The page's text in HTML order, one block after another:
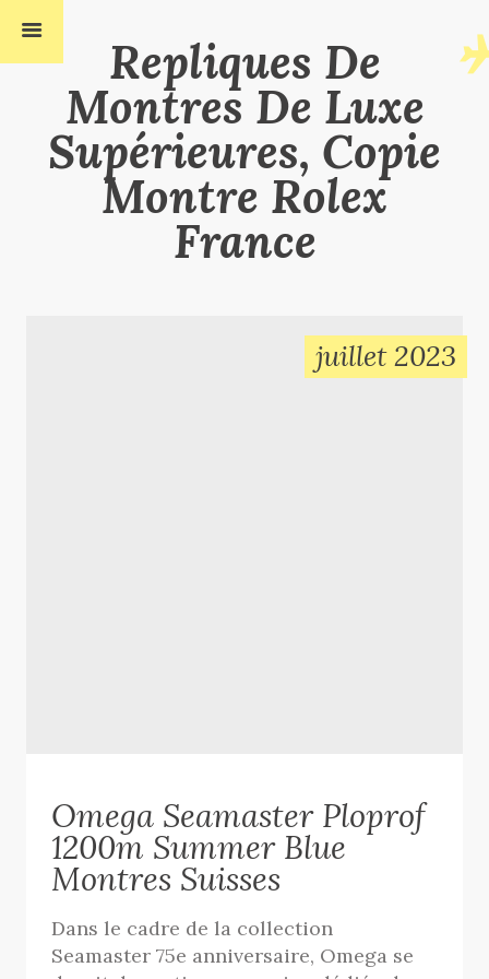
Repliques De
Montres De Luxe
Supérieures, Copie
Montre Rolex
France
juillet 2023
Omega Seamaster Ploprof
1200m Summer Blue
Montres Suisses
Dans le cadre de la collection
Seamaster 75e anniversaire, Omega se